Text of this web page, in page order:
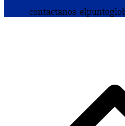
contactanos: